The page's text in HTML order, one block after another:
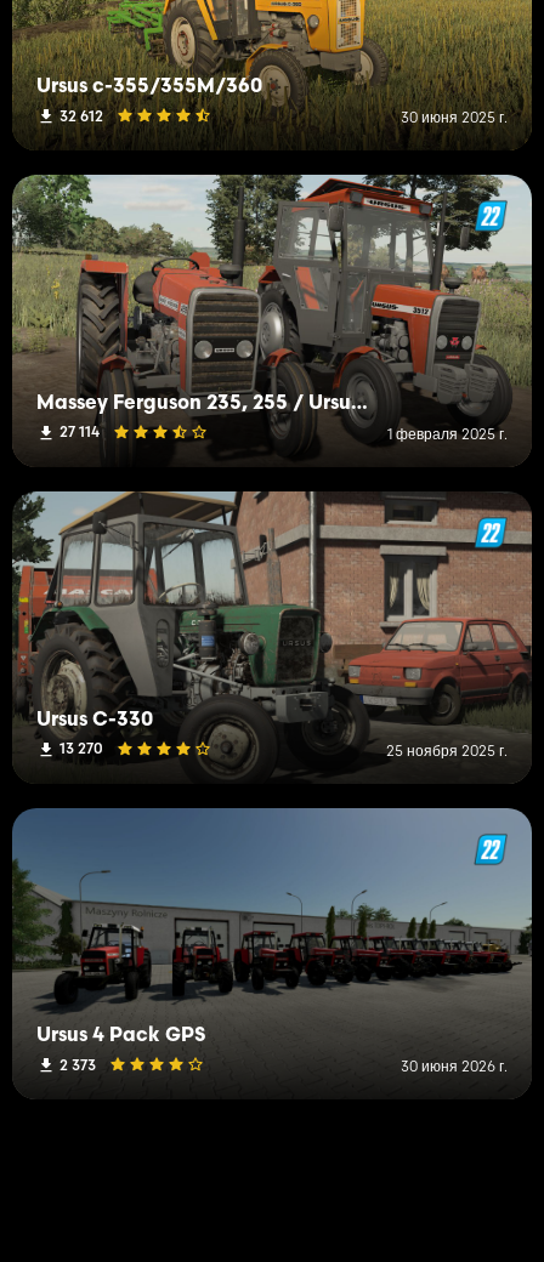
Ursus c-355/355M/360
32 612 30 июня 2025 г.
Massey Ferguson 235, 255 / Ursus 2812, 3512
27 114 1 февраля 2025 г.
Ursus C-330
13 270 25 ноября 2025 г.
Ursus 4 Pack GPS
2 373 30 июня 2026 г.